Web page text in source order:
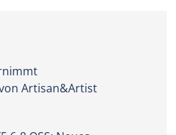
Artisan&Artist